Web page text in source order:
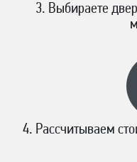
Выбираете
Рассчитываем